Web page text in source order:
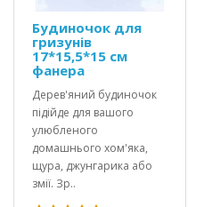
Будиночок для
гризунів
17*15,5*15 см
фанера
Дерев'яний будиночок
підійде для вашого
улюбленого
домашнього хом'яка,
щура, джунгарика або
змії. Зр..